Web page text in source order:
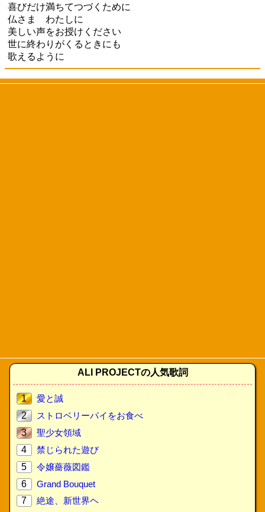
喜びだけ満ちてつづくために
仏さま わたしに
美しい声をお授けください
世に終わりがくるときにも
歌えるように
ALI PROJECTの人気歌詞
1
愛と誠
2
ストロベリーパイをお食べ
3
聖少女領域
4
禁じられた遊び
5
令嬢薔薇図鑑
6
Grand Bouquet
7
絶途、新世界ヘ